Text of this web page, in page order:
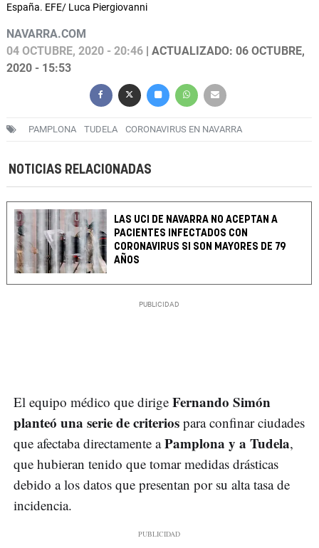
España. EFE/ Luca Piergiovanni
NAVARRA.COM
04 OCTUBRE, 2020 - 20:46 | ACTUALIZADO: 06 OCTUBRE,
2020 - 15:53
PAMPLONA TUDELA CORONAVIRUS EN NAVARRA
NOTICIAS RELACIONADAS
LAS UCI DE NAVARRA NO ACEPTAN A
PACIENTES INFECTADOS CON
CORONAVIRUS SI SON MAYORES DE 79
AÑOS
El equipo médico que dirige Fernando Simón
planteó una serie de criterios para confinar ciudades
que afectaba directamente aPamplona y a Tudela,
que hubieran tenido que tomar medidas drásticas
debido a los datos que presentan por su alta tasa de
incidencia.